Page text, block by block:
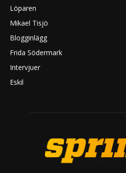
Löparen
Mikael Tisjö
Blogginlägg
Frida Södermark
Intervjuer
Eskil